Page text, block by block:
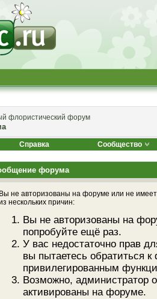
флористический форум
Справка Сообщество
форума
Вы не авторизованы на форуме или не
нескольких причин:
Вы не авторизованы на
попробуйте ещё раз.
У вас недостаточно прав
вы пытаетесь обратиться
привилегированным
Возможно, администратор
активированы на форуме.